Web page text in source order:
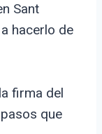
Sant
hacerlo de
firma del
que